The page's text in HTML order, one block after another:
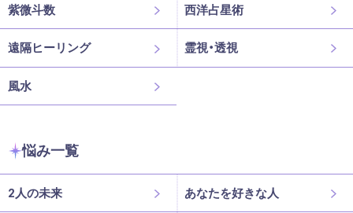
紫微斗数 西洋占星術
遠隔ヒーリング 霊視・透視
風水
悩み一覧
2人の未来 あなたを好きな人